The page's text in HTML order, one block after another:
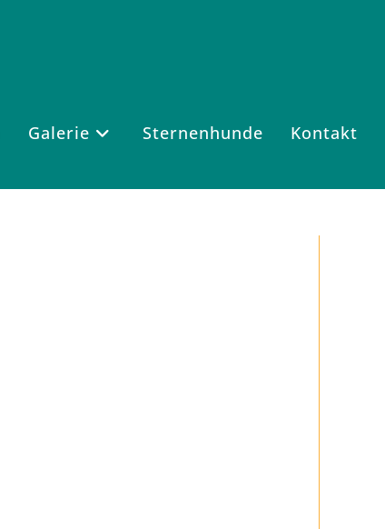
Galerie Sternenhunde Kontakt